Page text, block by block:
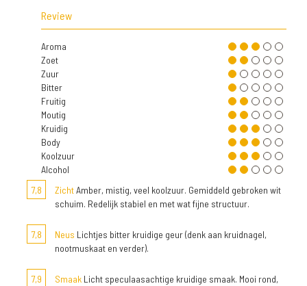
Review
Aroma
Zoet
Zuur
Bitter
Fruitig
Moutig
Kruidig
Body
Koolzuur
Alcohol
7,8
ZichtAmber, mistig, veel koolzuur. Gemiddeld gebroken wit
schuim. Redelijk stabiel en met wat fijne structuur.
7,8 Neus Lichtjes bitter kruidige geur (denk aan kruidnagel,
nootmuskaat en verder).
7,9 Smaak Licht speculaasachtige kruidige smaak. Mooi rond,